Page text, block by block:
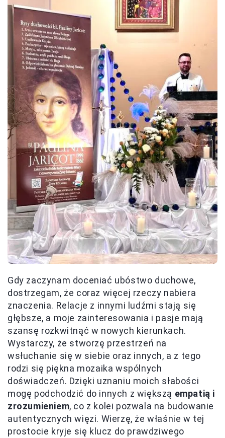
Gdy zaczynam doceniać ubóstwo duchowe,
dostrzegam, że coraz więcej rzeczy nabiera
znaczenia. Relacje z innymi ludźmi stają się
głębsze, a moje zainteresowania i pasje mają
szansę rozkwitnąć w nowych kierunkach.
Wystarczy, że stworzę przestrzeń na
wsłuchanie się w siebie oraz innych, a z tego
rodzi się piękna mozaika wspólnych
doświadczeń. Dzięki uznaniu moich słabości
mogę podchodzić do innych z większą empatią i
zrozumieniem, co z kolei pozwala na budowanie
autentycznych więzi. Wierzę, że właśnie w tej
prostocie kryje się klucz do prawdziwego